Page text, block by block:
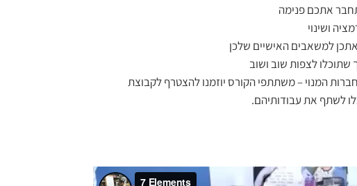
אתכם פנימה
ושינוי
אתכן למשאבים האישיים שלכן
לצפות שוב ושוב
המנוי – משתתפי הקורס יוזמנו להצטרף לקבוצת
לשתף את עבודותיהם.